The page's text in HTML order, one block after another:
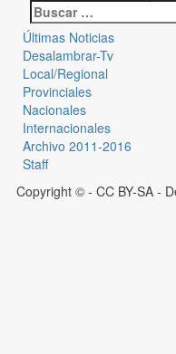
Últimas Noticias
Desalambrar-Tv
Local/Regional
Provinciales
Nacionales
Internacionales
Archivo 2011-2016
Staff
Copyright © - CC BY-SA -